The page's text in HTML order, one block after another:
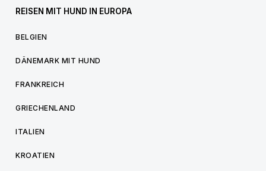
REISEN MIT HUND IN EUROPA
BELGIEN
DÄNEMARK MIT HUND
FRANKREICH
GRIECHENLAND
ITALIEN
KROATIEN